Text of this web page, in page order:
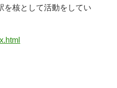
を核として活動をしてい